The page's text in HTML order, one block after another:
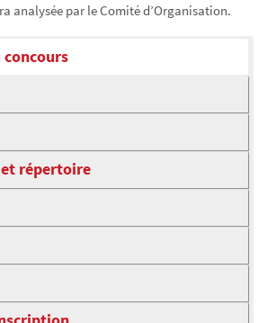
analysée par le Comité d’Organisation.
répertoire